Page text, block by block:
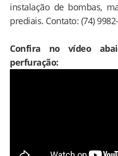
instalação de bombas,
prediais. Contato: (74)
Confira no vídeo
perfuração: